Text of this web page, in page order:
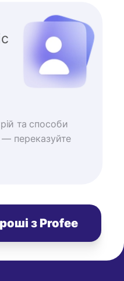
та способи
переказуйте
з Profee